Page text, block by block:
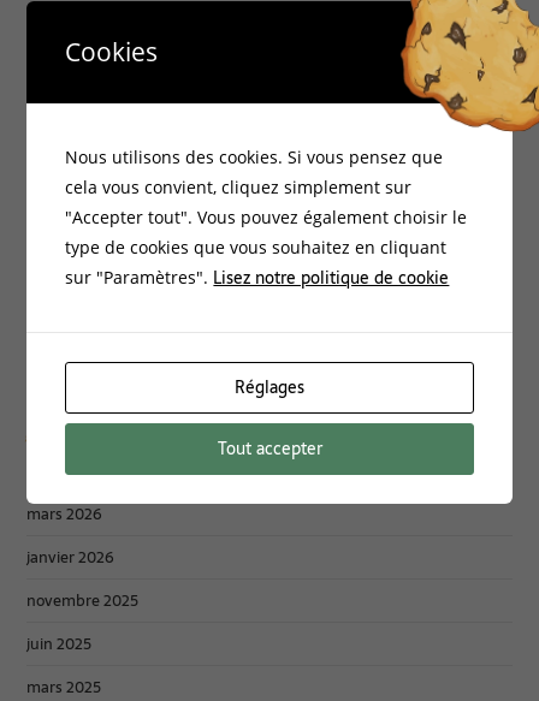
Accueil
Bio-Environnement
Energies Vitales
Formations
Habitat Santé
Philosophie
mars 2026
janvier 2026
novembre 2025
juin 2025
mars 2025
Cookies
Nous utilisons des cookies. Si vous pensez que
cela vous convient, cliquez simplement sur
"Accepter tout". Vous pouvez également choisir le
type de cookies que vous souhaitez en cliquant
sur "Paramètres". Lisez notre politique de cookie
Réglages
Tout accepter